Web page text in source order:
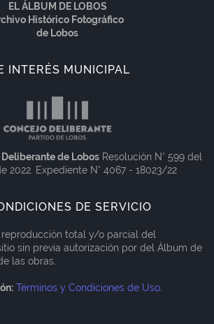
EL ÁLBUM DE LOBOS
Histórico Fotográfico
de Lobos
INTERÉS MUNICIPAL
de Lobos Resolución N° 599 del
2022. Expediente N° 4067 - 18023/22
DE SERVICIO
total y/o parcial del
sin previa autorización por del Álbum de
las obras.
Términos y Condiciones de Uso.